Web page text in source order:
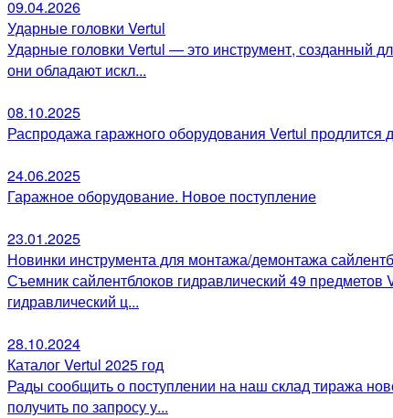
09.04.2026
Ударные головки Vertul
Ударные головки Vertul — это инструмент, созданный
они обладают искл...
08.10.2025
Распродажа гаражного оборудования Vertul продлится
24.06.2025
Гаражное оборудование. Новое поступление
23.01.2025
Новинки инструмента для монтажа/демонтажа
Съемник сайлентблоков гидравлический 49
гидравлический ц...
28.10.2024
Каталог Vertul 2025 год
Рады сообщить о поступлении на наш склад тиража
получить по запросу у...